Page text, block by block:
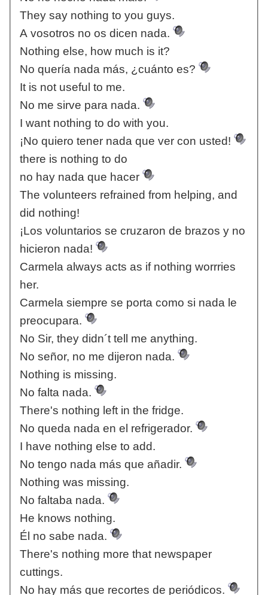
They say nothing to you guys.
A vosotros no os dicen nada.
Nothing else, how much is it?
No quería nada más, ¿cuánto es?
It is not useful to me.
No me sirve para nada.
I want nothing to do with you.
¡No quiero tener nada que ver con usted!
there is nothing to do
no hay nada que hacer
The volunteers refrained from helping, and
did nothing!
¡Los voluntarios se cruzaron de brazos y no
hicieron nada!
Carmela always acts as if nothing worrries
her.
Carmela siempre se porta como si nada le
preocupara.
No Sir, they didn´t tell me anything.
No señor, no me dijeron nada.
Nothing is missing.
No falta nada.
There's nothing left in the fridge.
No queda nada en el refrigerador.
I have nothing else to add.
No tengo nada más que añadir.
Nothing was missing.
No faltaba nada.
He knows nothing.
Él no sabe nada.
There's nothing more that newspaper
cuttings.
No hay más que recortes de periódicos.